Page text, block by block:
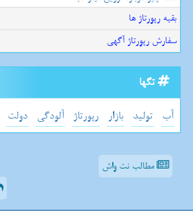
بقیه رپورتاژ ها
سفارش رپورتاژ آگهی
تگها
آب تولید بازار رپورتاژ آلودگی دولت
مطالب نت واش